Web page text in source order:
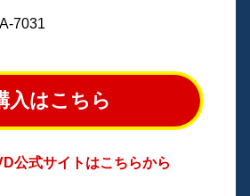
7031
入はこちら
公式サイトはこちらから